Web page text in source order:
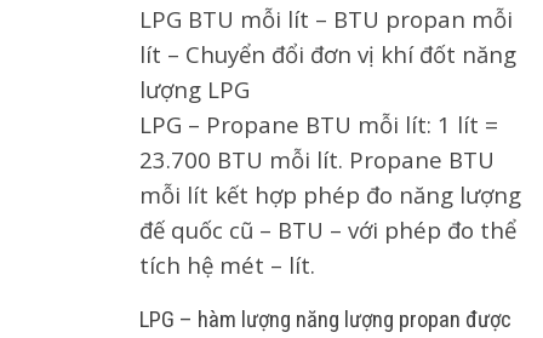
LPG BTU mỗi lít – BTU propan mỗi
lít – Chuyển đổi đơn vị khí đốt năng
lượng LPG
LPG – Propane BTU mỗi lít: 1 lít =
23.700 BTU mỗi lít. Propane BTU
mỗi lít kết hợp phép đo năng lượng
đế quốc cũ – BTU – với phép đo thể
tích hệ mét – lít.
LPG – hàm lượng năng lượng propan được